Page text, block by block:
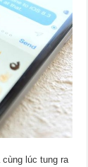
lúc tung ra